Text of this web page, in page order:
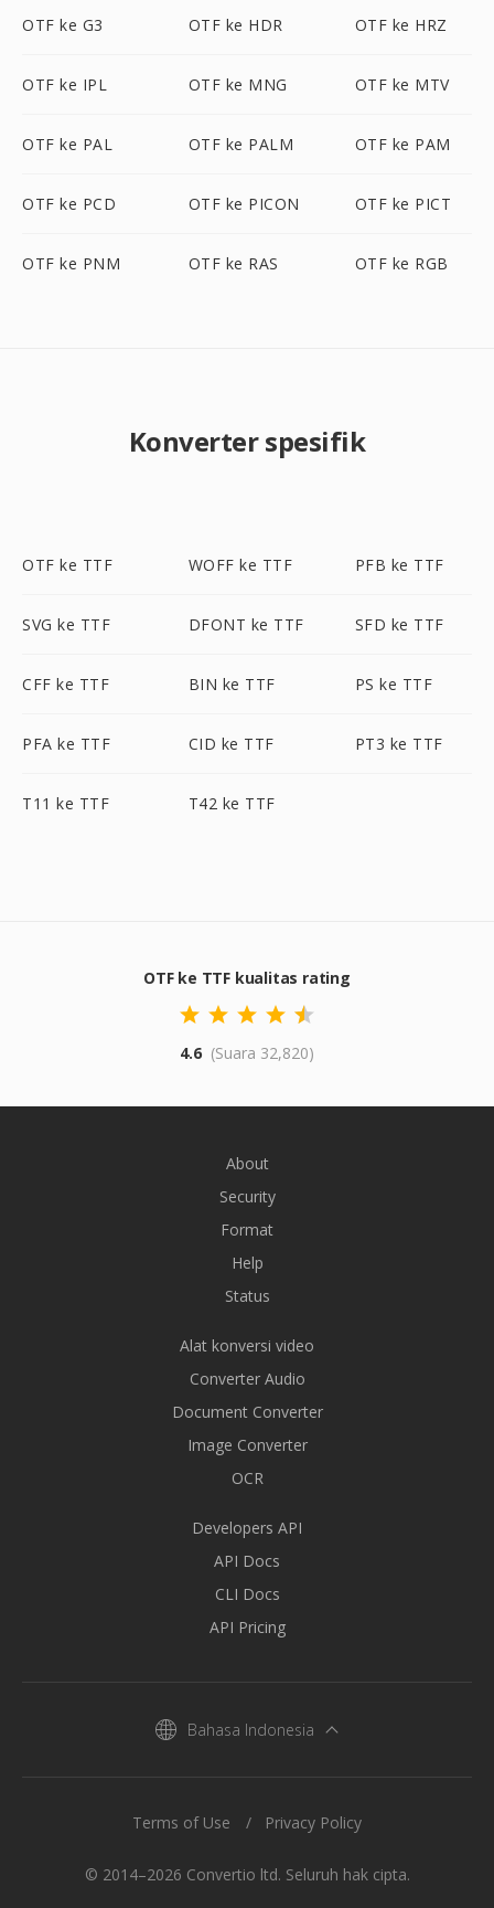
OTF ke G3 OTF ke HDR OTF ke HRZ
OTF ke IPL OTF ke MNG OTF ke MTV
OTF ke PAL OTF ke PALM OTF ke PAM
OTF ke PCD OTF ke PICON OTF ke PICT
OTF ke PNM OTF ke RAS OTF ke RGB
Konverter spesifik
OTF ke TTF WOFF ke TTF PFB ke TTF
SVG ke TTF DFONT ke TTF SFD ke TTF
CFF ke TTF BIN ke TTF PS ke TTF
PFA ke TTF CID ke TTF PT3 ke TTF
T11 ke TTF T42 ke TTF
OTF ke TTF kualitas rating
4.6 (Suara 32,820)
About
Security
Format
Help
Status
Alat konversi video
Converter Audio
Document Converter
Image Converter
OCR
Developers API
API Docs
CLI Docs
API Pricing
Bahasa Indonesia
© 2014–2026 Convertio ltd. Seluruh hak cipta.
Terms of Use Privacy Policy